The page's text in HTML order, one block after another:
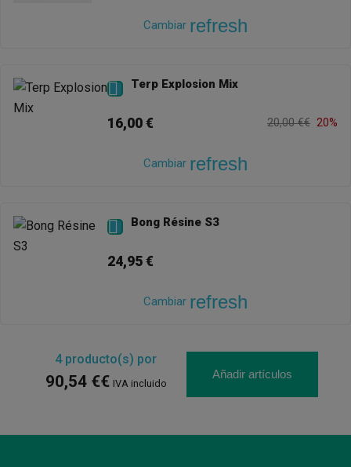
Cambiar refresh
 Terp Explosion Mix
16,00 € 20,00 €€ 20%
Cambiar refresh
 Bong Résine S3
24,95 €
Cambiar refresh
4producto(s) por
90,54 €€ IVA incluido
Añadir artículos